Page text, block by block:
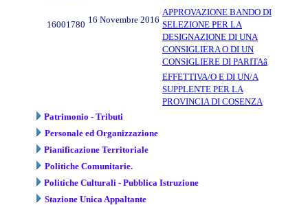
16001780 16 Novembre 2016
APPROVAZIONE BANDO DI
SELEZIONE PER LA
DESIGNAZIONE DI UNA
CONSIGLIERA O DI UN
CONSIGLIERE DI PARITAâ
EFFETTIVA/O E DI UN/A
SUPPLENTE PER LA
PROVINCIA DI COSENZA
Patrimonio - Tributi
Personale ed Organizzazione
Pianificazione Territoriale
Politiche Comunitarie.
Politiche Culturali - Pubblica Istruzione
Stazione Unica Appaltante